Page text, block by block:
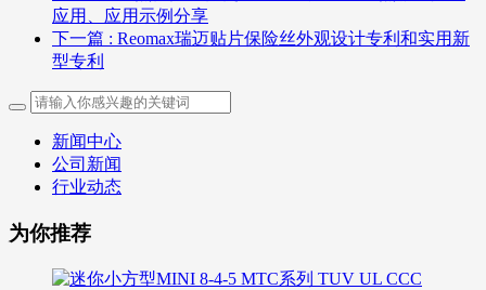
应用、应用示例分享
下一篇 : Reomax瑞迈贴片保险丝外观设计专利和实用新
型专利
新闻中心
公司新闻
行业动态
为你推荐